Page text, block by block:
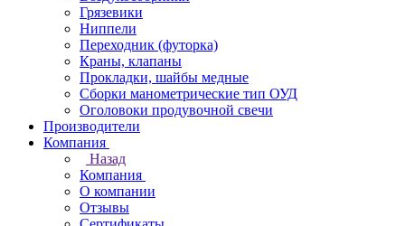
Грязевики
Ниппели
Переходник (футорка)
Краны, клапаны
Прокладки, шайбы медные
Сборки манометрические тип ОУД
Оголовоки продувочной свечи
Производители
Компания
Назад
Компания
О компании
Отзывы